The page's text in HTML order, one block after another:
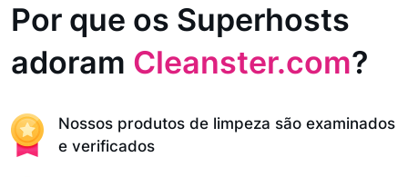
Por que os Superhosts
adoram Cleanster.com?
Nossos produtos de limpeza são examinados
e verificados